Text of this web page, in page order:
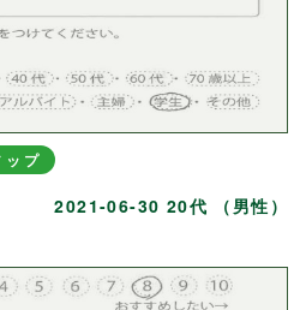
プ
2021-06-30 20代 （男性）